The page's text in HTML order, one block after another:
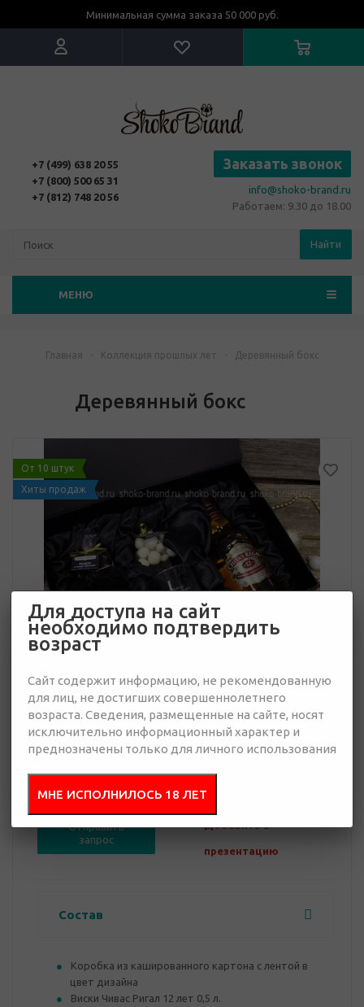
Минимальная сумма заказа 50 000 руб.
+7 (499) 638 20 55
+7 (800) 500 65 31
+7 (812) 748 20 56
Заказать звонок
info@shoko-brand.ru
Работаем: 9.30 до 18.00
Найти
МЕНЮ
Главная - Коллекция прошлых лет - Деревянный бокс
Деревянный бокс
От 10 штук
Хиты продаж
Отправить
запрос
Добавить в
презентацию
Состав
Коробка из кашированного картона с лентой в
цвет дизайна
Виски Чивас Ригал 12 лет 0,5 л.
Для доступа на сайт
необходимо подтвердить
возраст
Сайт содержит информацию, не рекомендованную
для лиц, не достигших совершеннолетнего
возраста. Сведения, размещенные на сайте, носят
исключительно информационный характер и
преднозначены только для личного использования
МНЕ ИСПОЛНИЛОСЬ 18 ЛЕТ